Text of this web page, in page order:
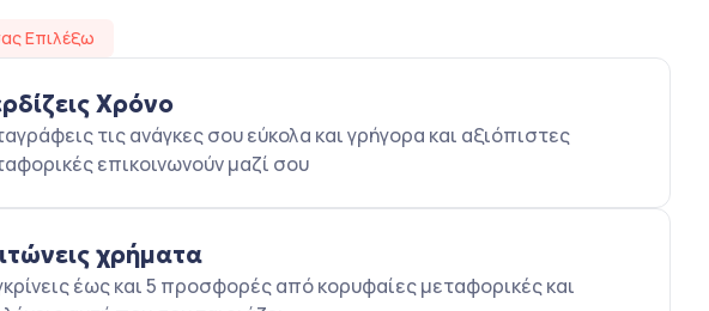
Επιλέξω
Χρόνο
τις ανάγκες σου εύκολα και γρήγορα και αξιόπιστες
επικοινωνούν μαζί σου
χρήματα
έως και 5 προσφορές από κορυφαίες μεταφορικές και